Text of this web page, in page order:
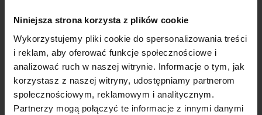
Niniejsza strona korzysta z plików cookie
Wykorzystujemy pliki cookie do spersonalizowania treści
i reklam, aby oferować funkcje społecznościowe i
analizować ruch w naszej witrynie. Informacje o tym, jak
korzystasz z naszej witryny, udostępniamy partnerom
społecznościowym, reklamowym i analitycznym.
Partnerzy mogą połączyć te informacje z innymi danymi
SPETSIAALSED HOIDEMAGNETID